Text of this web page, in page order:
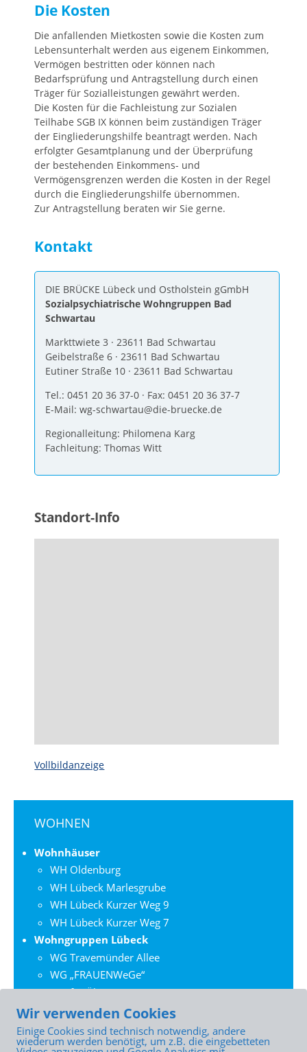
Die Kosten
Die anfallenden Mietkosten sowie die Kosten zum
Lebensunterhalt werden aus eigenem Einkommen,
Vermögen bestritten oder können nach
Bedarfsprüfung und Antragstellung durch einen
Träger für Sozialleistungen gewährt werden.
Die Kosten für die Fachleistung zur Sozialen
Teilhabe SGB IX können beim zuständigen Träger
der Eingliederungshilfe beantragt werden. Nach
erfolgter Gesamtplanung und der Überprüfung
der bestehenden Einkommens- und
Vermögensgrenzen werden die Kosten in der Regel
durch die Eingliederungshilfe übernommen.
Zur Antragstellung beraten wir Sie gerne.
Kontakt
DIE BRÜCKE Lübeck und Ostholstein gGmbH
Sozialpsychiatrische Wohngruppen Bad
Schwartau
Markttwiete 3 · 23611 Bad Schwartau
Geibelstraße 6 · 23611 Bad Schwartau
Eutiner Straße 10 · 23611 Bad Schwartau
Tel.: 0451 20 36 37-0 · Fax: 0451 20 36 37-7
E-Mail: wg-schwartau@die-bruecke.de
Regionalleitung: Philomena Karg
Fachleitung: Thomas Witt
Standort-Info
Vollbildanzeige
Seiten-
für
den
Bereich:
WOHNEN
Wohnhäuser
WH Oldenburg
WH Lübeck Marlesgrube
WH Lübeck Kurzer Weg 9
WH Lübeck Kurzer Weg 7
Wohngruppen Lübeck
WG Travemünder Allee
WG „FRAUENWeGe“
WG für Ältere
Wohngruppen Ostholstein
WG Bad Schwartau
WG Eutin
Wir verwenden Cookies
Einige Cookies sind technisch notwendig, andere
wiederum werden benötigt, um z.B. die eingebetteten